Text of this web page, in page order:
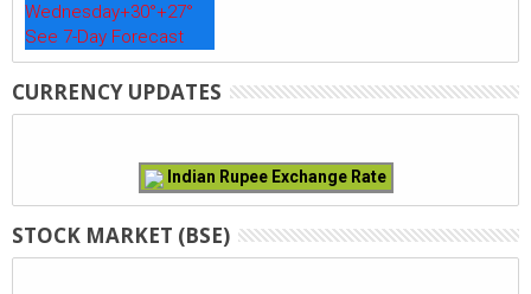
Wednesday+30°+27°
See 7-Day Forecast
CURRENCY UPDATES
Indian Rupee Exchange Rate
STOCK MARKET (BSE)